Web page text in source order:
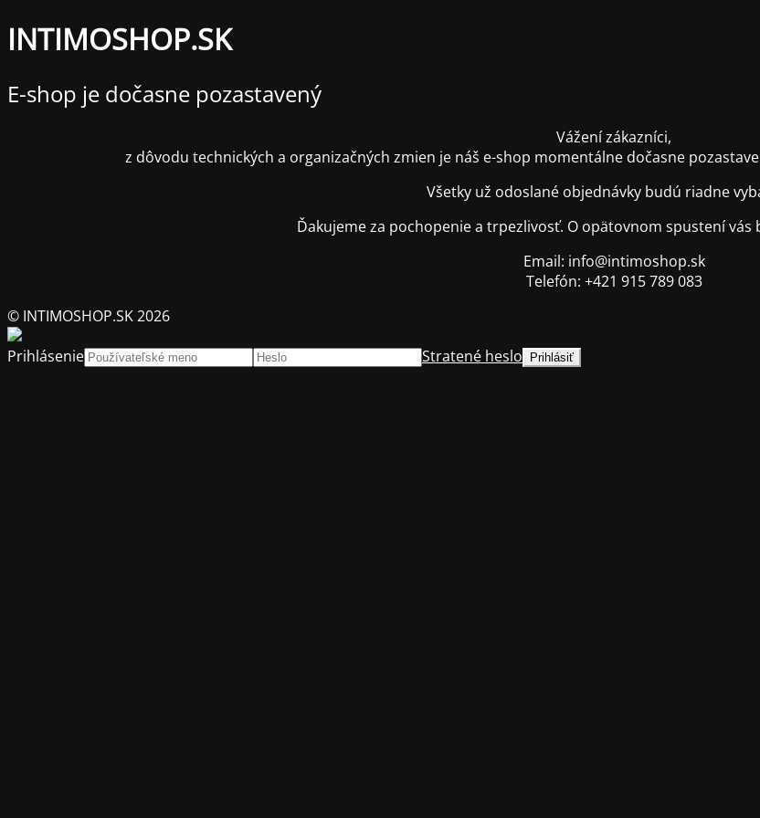
INTIMOSHOP.SK
E-shop je dočasne pozastavený
Vážení zákazníci,
z dôvodu technických a organizačných zmien je náš e-shop momentálne dočasne
Všetky už odoslané objednávky budú riadne
Ďakujeme za pochopenie a trpezlivosť. O opätovnom spustení vás
Email: info@intimoshop.sk
Telefón: +421 915 789 083
© INTIMOSHOP.SK 2026
Prihlásenie
Stratené heslo